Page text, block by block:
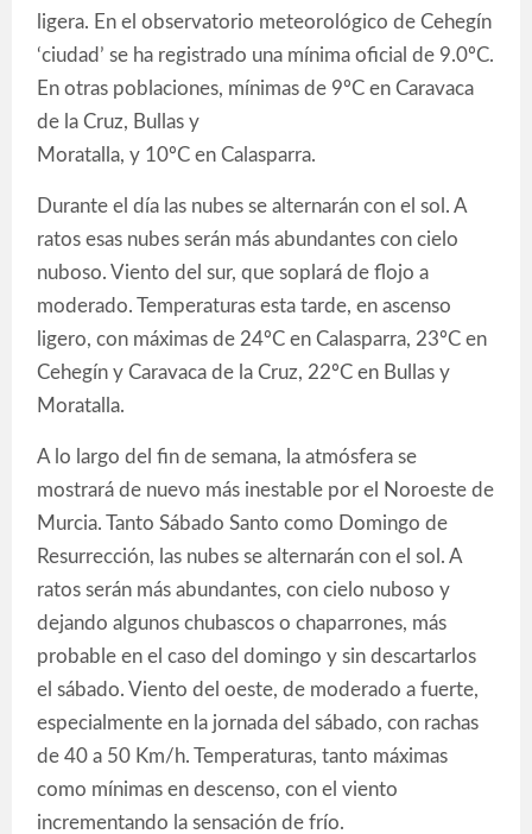
ligera. En el observatorio meteorológico de Cehegín
‘ciudad’ se ha registrado una mínima oficial de 9.0ºC.
En otras poblaciones, mínimas de 9ºC en Caravaca
de la Cruz, Bullas y
Moratalla, y 10ºC en Calasparra.
Durante el día las nubes se alternarán con el sol. A
ratos esas nubes serán más abundantes con cielo
nuboso. Viento del sur, que soplará de flojo a
moderado. Temperaturas esta tarde, en ascenso
ligero, con máximas de 24ºC en Calasparra, 23ºC en
Cehegín y Caravaca de la Cruz, 22ºC en Bullas y
Moratalla.
A lo largo del fin de semana, la atmósfera se
mostrará de nuevo más inestable por el Noroeste de
Murcia. Tanto Sábado Santo como Domingo de
Resurrección, las nubes se alternarán con el sol. A
ratos serán más abundantes, con cielo nuboso y
dejando algunos chubascos o chaparrones, más
probable en el caso del domingo y sin descartarlos
el sábado. Viento del oeste, de moderado a fuerte,
especialmente en la jornada del sábado, con rachas
de 40 a 50 Km/h. Temperaturas, tanto máximas
como mínimas en descenso, con el viento
incrementando la sensación de frío.